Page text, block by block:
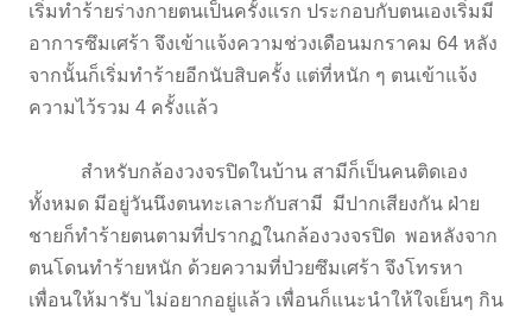
เริ่มทำร้ายร่างกายตนเป็นครั้งแรก ประกอบกับตนเองเริ่มมี
อาการซึมเศร้า จึงเข้าแจ้งความช่วงเดือนมกราคม 64 หลัง
จากนั้นก็เริ่มทำร้ายอีกนับสิบครั้ง แต่ที่หนัก ๆ ตนเข้าแจ้ง
ความไว้รวม 4 ครั้งแล้ว
สำหรับกล้องวงจรปิดในบ้าน สามีก็เป็นคนติดเอง
ทั้งหมด มีอยู่วันนึงตนทะเลาะกับสามี มีปากเสียงกัน ฝ่าย
ชายก็ทำร้ายตนตามที่ปรากฏในกล้องวงจรปิด พอหลังจาก
ตนโดนทำร้ายหนัก ด้วยความที่ป่วยซึมเศร้า จึงโทรหา
เพื่อนให้มารับ ไม่อยากอยู่แล้ว เพื่อนก็แนะนำให้ใจเย็นๆ กิน